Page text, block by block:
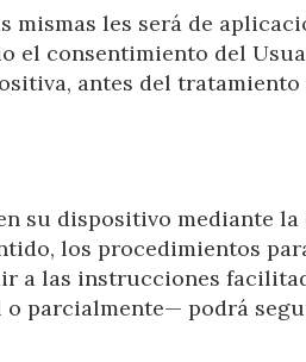
mismas les será de
el consentimiento del
antes del
su dispositivo mediante
los procedimientos
a las instrucciones
parcialmente— podrá